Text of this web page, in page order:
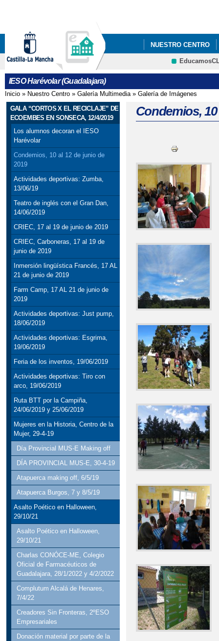
NUESTRO CENTRO
ANUNCIOS Y
IESO Harévolar (Guadalajara)
Se encuentra usted aquí
Inicio » Nuestro Centro » Galería Multimedia» Galería de Imágenes
GALA “CORTOS X EL RECICLAJE” DE
ECOEMBES EN SONSECA, 12/4/2019
Los alumnos decoran el IESO
Harévolar
Condemios, 10 al 12 de junio de
2019
Actividades deportivas: Zumba,
13/06/19
Teatro de inglés con el Gran Dan,
14/06/2019
CRIEC, 17 al 19 de junio de 2019
CRIEC, Carboneras, 17 al 19 de
junio de 2019
Inmersión lingüística Francés, 17 AL
21 de junio de 2019
Farm Camp, 17 AL 21 de junio de
2019
Actividades deportivas: Just pump,
18/06/2019
Actividades deportivas: Esgrima,
19/06/2019
Feria de los inventos, 19/06/2019
Actividades deportivas: Tiro con
arco, 19/06/2019
Ruta BTT por la Campiña,
24/06/2019 y 25/06/2019
Mujeres en la Historia, Centro de la
Mujer, 29-4-19
Día Provincial MUS-E Making off
DÍA PROVINCIAL MUS-E, 30-4-19
Atapuerca making off, 6/5/19
Atapuerca Burgos, 7 y 8/5/19
Asalto Poético en Halloween,
29/10/21
Asalto Poético en Halloween,
29/10/21
Charlas CONÓCE-ME, Colegio
Oficial de Farmacéuticos de
Guadalajara, 28/1/2022 y 4/2/2022
Complutum Alcalá de Henares,
7/4/22
Creadores Sin Fronteras, 2ºESO
Empresariales
Donación material por parte de la
Condemios,